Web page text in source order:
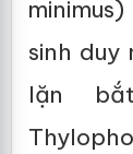
sinh duy
lặn